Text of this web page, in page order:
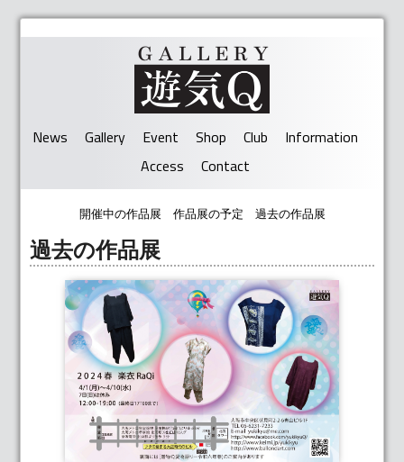
News Gallery Event Shop Club
Information
Access
Contact
開催中の作品展 作品展の予定 過去の作品展
過去の作品展